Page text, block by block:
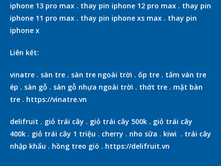
iphone 13 pro max . thay pin iphone 12 pro max . thay pin
iphone 11 pro max . thay pin iphone xs max . thay pin
iphone x
Liên kết:
vinatre . sàn tre . sàn tre ngoài trời . ốp tre . tấm ván tre
ép . sàn gỗ . sàn gỗ nhựa ngoài trời . thớt tre . mặt bàn
tre . https://vinatre.vn
delifruit . giỏ trái cây . giỏ trái cây 500k . giỏ trái cây
400k . giỏ trái cây 1 triệu . cherry . nho sữa . kiwi . trái cây
nhập khẩu . hồng treo gió . https://delifruit.vn